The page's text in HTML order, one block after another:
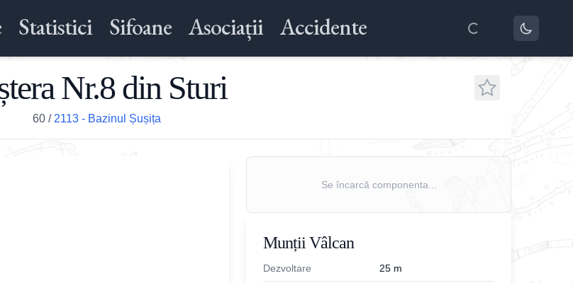
Statistici Sifoane Asociații Accidente
Nr.8 din Sturi
60/ 2113 - Bazinul Șușița
Se încarcă componenta...
Munții Vâlcan
Dezvoltare 25 m